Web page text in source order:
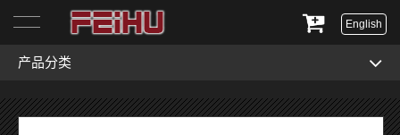
English
产品分类
首页
关于我们